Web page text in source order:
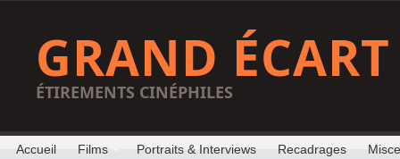
GRAND ÉCART
ÉTIREMENTS CINÉPHILES
Accueil Films Portraits & Interviews Recadrages